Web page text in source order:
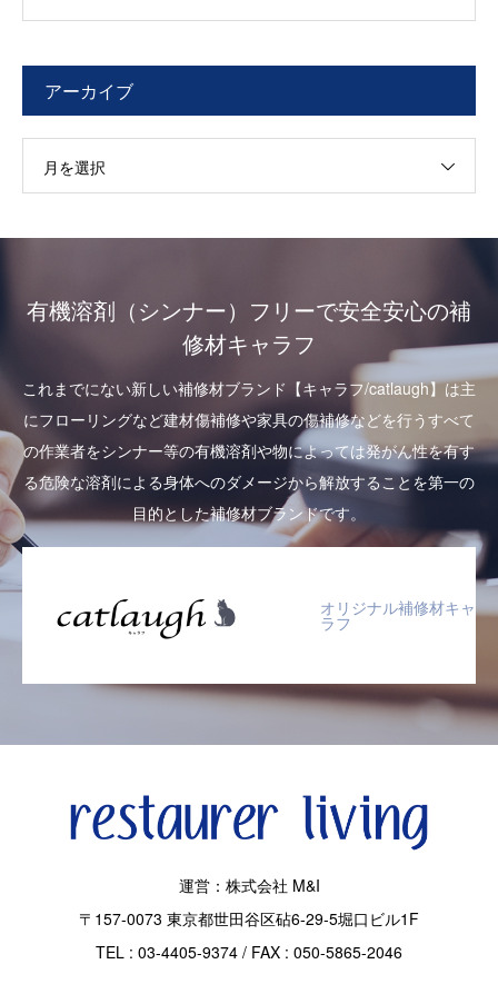
アーカイブ
月を選択
有機溶剤（シンナー）フリーで安全安心の補
修材キャラフ
これまでにない新しい補修材ブランド【キャラフ/catlaugh】は主
にフローリングなど建材傷補修や家具の傷補修などを行うすべて
の作業者をシンナー等の有機溶剤や物によっては発がん性を有す
る危険な溶剤による身体へのダメージから解放することを第一の
目的とした補修材ブランドです。
オリジナル補修材キャ
ラフ
運営：株式会社 M&I
〒157-0073 東京都世田谷区砧6-29-5堀口ビル1F
TEL : 03-4405-9374 / FAX : 050-5865-2046